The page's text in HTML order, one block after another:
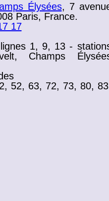
Élysées, 7
Paris, France.
17
1, 9, 13 -
Champs
52, 63, 72, 73, 80,